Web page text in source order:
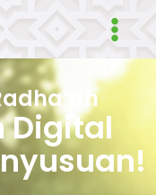
Main
Digital